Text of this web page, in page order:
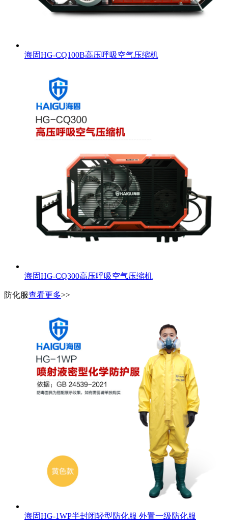
海固HG-CQ100B高压呼吸空气压缩机
海固HG-CQ300高压呼吸空气压缩机
防化服查看更多>>
海固HG-1WP半封闭轻型防化服 外置一级防化服